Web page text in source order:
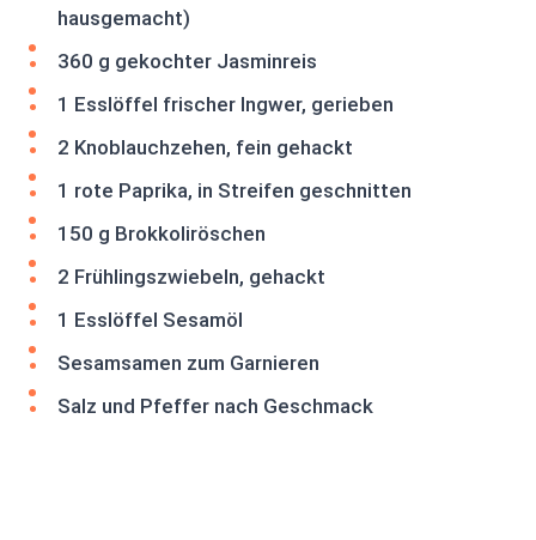
hausgemacht)
360 g gekochter Jasminreis
1 Esslöffel frischer Ingwer, gerieben
2 Knoblauchzehen, fein gehackt
1 rote Paprika, in Streifen geschnitten
150 g Brokkoliröschen
2 Frühlingszwiebeln, gehackt
1 Esslöffel Sesamöl
Sesamsamen zum Garnieren
Salz und Pfeffer nach Geschmack